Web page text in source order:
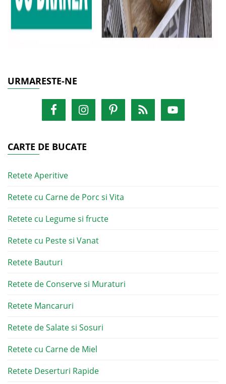
URMARESTE-NE
CARTE DE BUCATE
Retete Aperitive
Retete cu Carne de Porc si Vita
Retete cu Legume si fructe
Retete cu Peste si Vanat
Retete Bauturi
Retete de Conserve si Muraturi
Retete Mancaruri
Retete de Salate si Sosuri
Retete cu Carne de Miel
Retete Deserturi Rapide